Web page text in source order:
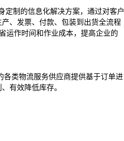
制的信息化解决方案，通过对客户
、发票、付款、包装到出货全流程
运作时间和作业成本，提高企业的
类物流服务供应商提供基于订单进
有效降低库存。